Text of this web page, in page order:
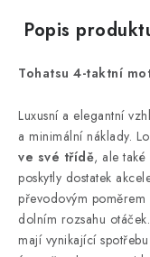
Popis
Tohatsu 4-taktní
Luxusní a elegantní
a minimální náklady.
ve své třídě, ale také
poskytly dostatek
převodovým
dolním rozsahu
mají vynikající